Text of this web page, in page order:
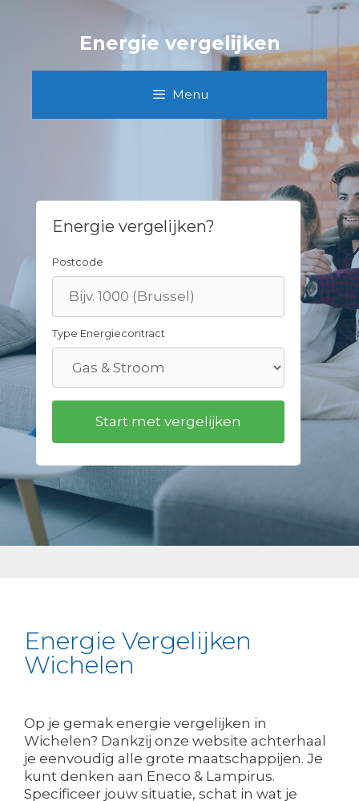
Energie vergelijken
Menu
Energie vergelijken?
Postcode
Type Energiecontract
Energie Vergelijken
Wichelen
Op je gemak energie vergelijken in
Wichelen? Dankzij onze website achterhaal
je eenvoudig alle grote maatschappijen. Je
kunt denken aan Eneco & Lampirus.
Specificeer jouw situatie, schat in wat je